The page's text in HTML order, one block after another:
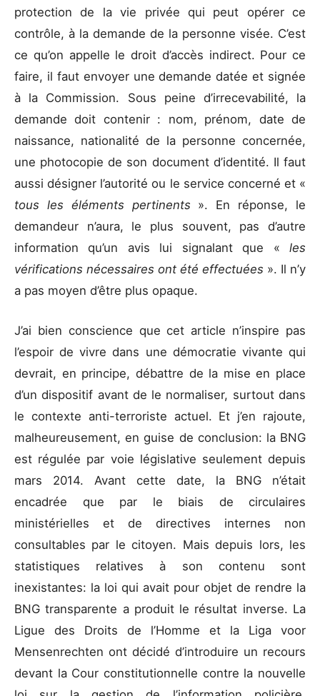
protection de la vie privée qui peut opérer ce
contrôle, à la demande de la personne visée. C’est
ce qu’on appelle le droit d’accès indirect. Pour ce
faire, il faut envoyer une demande datée et signée
à la Commission. Sous peine d’irrecevabilité, la
demande doit contenir : nom, prénom, date de
naissance, nationalité de la personne concernée,
une photocopie de son document d’identité. Il faut
aussi désigner l’autorité ou le service concerné et «
tous les éléments pertinents ». En réponse, le
demandeur n’aura, le plus souvent, pas d’autre
information qu’un avis lui signalant que « les
vérifications nécessaires ont été effectuées ». Il n’y
a pas moyen d’être plus opaque.
J’ai bien conscience que cet article n’inspire pas
l’espoir de vivre dans une démocratie vivante qui
devrait, en principe, débattre de la mise en place
d’un dispositif avant de le normaliser, surtout dans
le contexte anti-terroriste actuel. Et j’en rajoute,
malheureusement, en guise de conclusion: la BNG
est régulée par voie législative seulement depuis
mars 2014. Avant cette date, la BNG n’était
encadrée que par le biais de circulaires
ministérielles et de directives internes non
consultables par le citoyen. Mais depuis lors, les
statistiques relatives à son contenu sont
inexistantes: la loi qui avait pour objet de rendre la
BNG transparente a produit le résultat inverse. La
Ligue des Droits de l’Homme et la Liga voor
Mensenrechten ont décidé d’introduire un recours
devant la Cour constitutionnelle contre la nouvelle